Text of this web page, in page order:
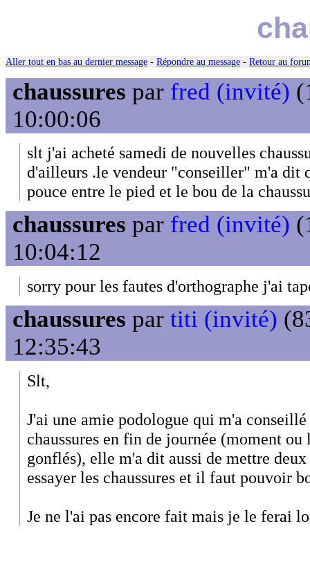
Aller tout en bas au dernier message - Répondre au message - Retour au
chaussures par fred (invité)
10:00:06
slt j'ai acheté samedi de nouvelles
d'ailleurs .le vendeur "conseiller" m'a dit
pouce entre le pied et le bou de la
chaussures par fred (invité)
10:04:12
sorry pour les fautes d'orthographe j'ai
chaussures par titi (invité)
12:35:43
Slt,
J'ai une amie podologue qui m'a
chaussures en fin de journée (moment ou
gonflés), elle m'a dit aussi de mettre deux
essayer les chaussures et il faut pouvoir
Je ne l'ai pas encore fait mais je le ferai